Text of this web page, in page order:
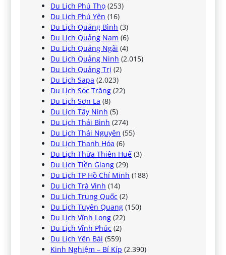
Du Lịch Phú Thọ (253)
Du Lịch Phú Yên (16)
Du Lịch Quảng Bình (3)
Du Lịch Quảng Nam (6)
Du Lịch Quảng Ngãi (4)
Du Lịch Quảng Ninh (2.015)
Du Lịch Quảng Trị (2)
Du Lịch Sapa (2.023)
Du Lịch Sóc Trăng (22)
Du Lịch Sơn La (8)
Du Lịch Tây Ninh (5)
Du Lịch Thái Bình (274)
Du Lịch Thái Nguyên (55)
Du Lịch Thanh Hóa (6)
Du Lịch Thừa Thiên Huế (3)
Du Lịch Tiền Giang (29)
Du Lịch TP Hồ Chí Minh (188)
Du Lịch Trà Vinh (14)
Du Lịch Trung Quốc (2)
Du Lịch Tuyên Quang (150)
Du Lịch Vĩnh Long (22)
Du Lịch Vĩnh Phúc (2)
Du Lịch Yên Bái (559)
Kinh Nghiệm – Bí Kíp (2.390)